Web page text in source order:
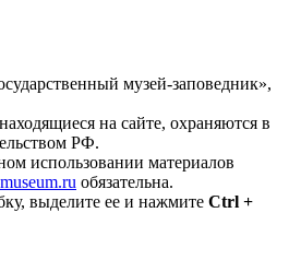
музей-заповедник»,
на сайте, охраняются в
РФ.
использовании материалов
обязательна.
выделите ее и нажмите Ctrl +